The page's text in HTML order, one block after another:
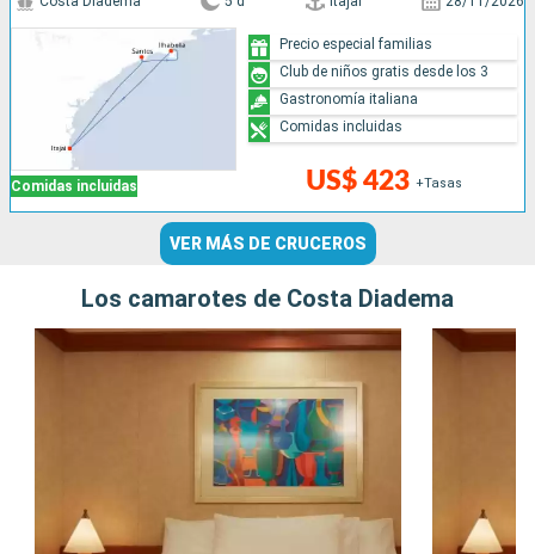
Comidas incluidas US$ 423 +Tasas
Precio especial familias
Club de niños gratis desde los 3
Gastronomía italiana
Comidas incluidas
VER MÁS DE CRUCEROS
Los camarotes de Costa Diadema